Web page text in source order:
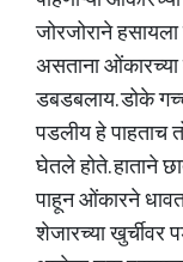
जोरजोराने
असताना
डबडबलाय. डोके
पडलीय हे पाहताच
घेतले होते. हाताने
पाहून ओंकारने
शेजारच्या